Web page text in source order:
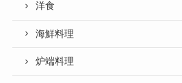
洋食
海鮮料理
炉端料理